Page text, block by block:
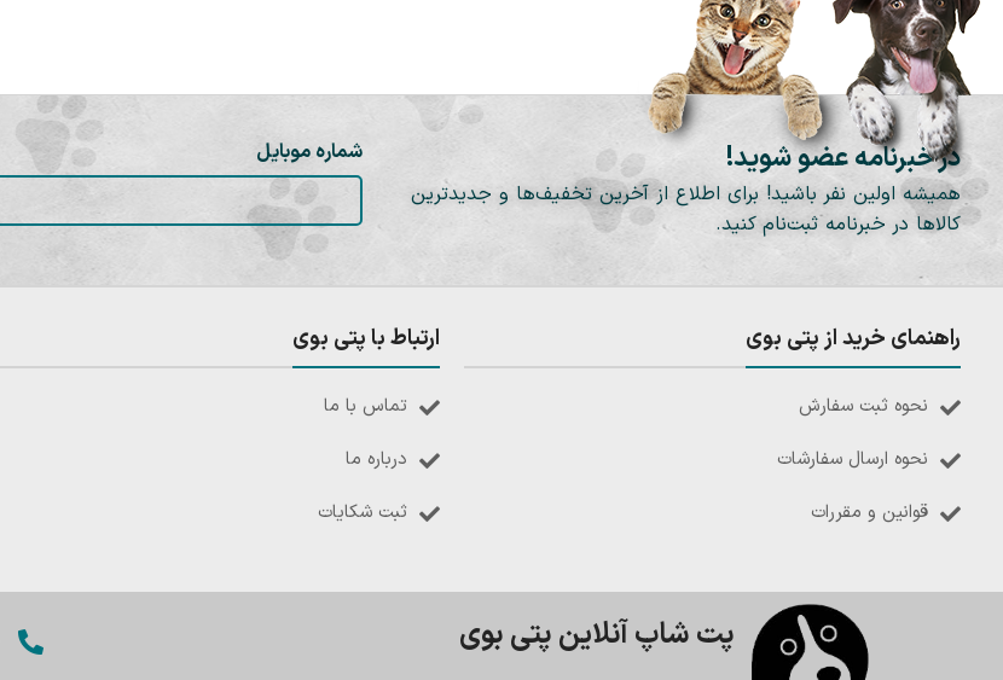
در خبرنامه عضو شوید!
همیشه اولین نفر باشید! برای اطلاع از آخرین تخفیف‌ها و جدیدترین
کالاها در خبرنامه ثبت‌نام کنید.
شماره موبایل
راهنمای خرید از پتی بوی
نحوه ثبت سفارش
نحوه ارسال سفارشات
قوانین و مقررات
ارتباط با پتی بوی
تماس با ما
درباره ما
ثبت شکایات
پت شاپ آنلاین پتی بوی